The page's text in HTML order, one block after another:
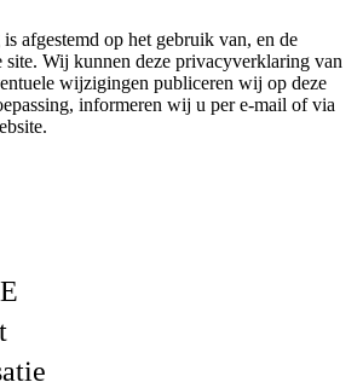
afgestemd op het gebruik van, en de
site. Wij kunnen deze privacyverklaring van
wijzigingen publiceren wij op deze
informeren wij u per e-mail of via